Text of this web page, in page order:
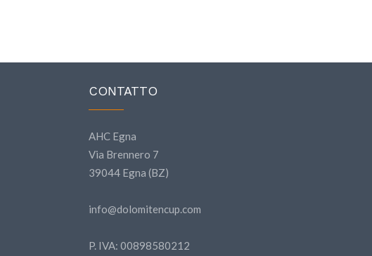
CONTATTO
AHC Egna
Via Brennero 7
39044 Egna (BZ)
info@dolomitencup.com
P. IVA: 00898580212